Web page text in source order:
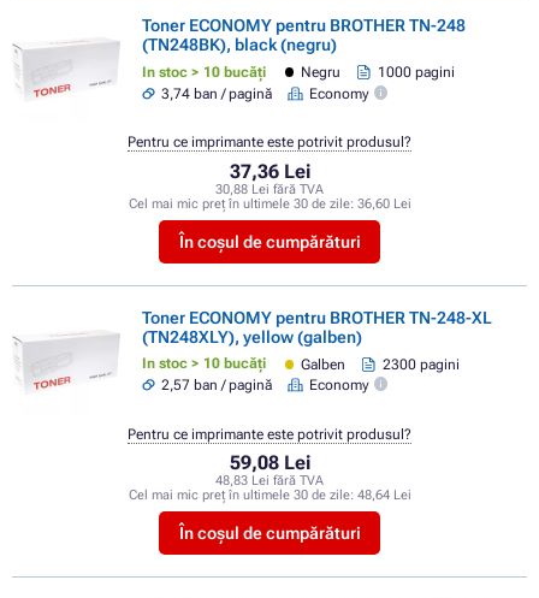
Toner ECONOMY pentru BROTHER TN-248
(TN248BK), black (negru)
In stoc > 10 bucăți Negru
1000 pagini
3,74 ban / pagină
Economy
37,36 Lei
30,88 Lei fără TVA
Cel mai mic preț în ultimele 30 de zile: 36,60 Lei
În coșul de cumpărături
Pentru ce imprimante este potrivit produsul?
Toner ECONOMY pentru BROTHER TN-248-XL
(TN248XLY), yellow (galben)
In stoc > 10 bucăți Galben
2300 pagini
2,57 ban / pagină
Economy
59,08 Lei
48,83 Lei fără TVA
Cel mai mic preț în ultimele 30 de zile: 48,64 Lei
În coșul de cumpărături
Pentru ce imprimante este potrivit produsul?